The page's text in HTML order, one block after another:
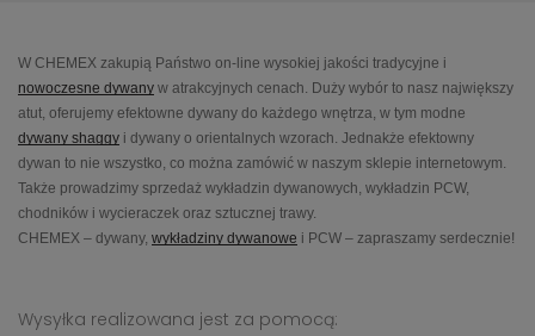
W CHEMEX zakupią Państwo on-line wysokiej jakości tradycyjne i
nowoczesne dywany w atrakcyjnych cenach. Duży wybór to nasz największy
atut, oferujemy efektowne dywany do każdego wnętrza, w tym modne
dywany shaggy i dywany o orientalnych wzorach. Jednakże efektowny
dywan to nie wszystko, co można zamówić w naszym sklepie internetowym.
Także prowadzimy sprzedaż wykładzin dywanowych, wykładzin PCW,
chodników i wycieraczek oraz sztucznej trawy.
CHEMEX – dywany, wykładziny dywanowe i PCW – zapraszamy serdecznie!
Wysyłka realizowana jest za pomocą: